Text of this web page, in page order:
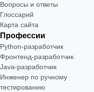
Вопросы и ответы
Глоссарий
Карта сайта
Профессии
Python-разработчик
Фронтенд-разработчик
Java-разработчик
Инженер по ручному
тестированию